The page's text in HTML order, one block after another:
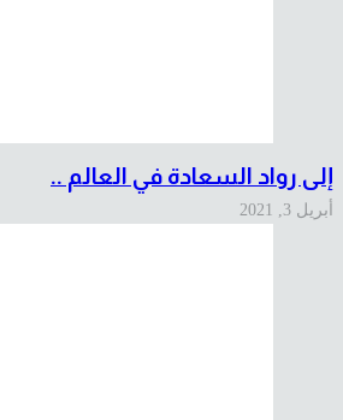
إلى رواد السعادة في العالم ..
أبريل 3, 2021